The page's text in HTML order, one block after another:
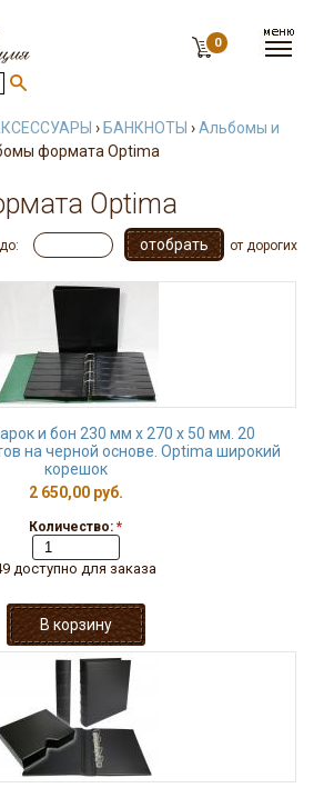
0
› БАНКНОТЫ ›Альбомы и
формата Optima
Optima
до:
от дорогих
и бон 230 мм х 270 х 50 мм. 20
на черной основе. Optima широкий
корешок
2 650,00 руб.
Количество: *
доступно для заказа